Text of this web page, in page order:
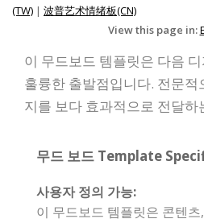
(TW) | 波普艺术情绪板(CN)
View this page in:
이 무드보드 템플릿은 다음
훌륭한 출발점입니다. 전문적
지를 보다 효과적으로 전달하
무드 보드 Template
사용자 정의 가능:
이 무드보드 템플릿은 콘텐